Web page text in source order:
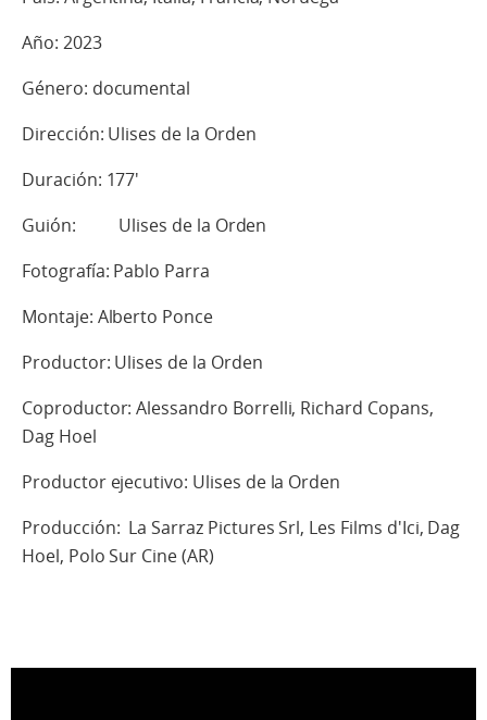
Año: 2023
Género: documental
Dirección: Ulises de la Orden
Duración: 177'
Guión: Ulises de la Orden
Fotografía: Pablo Parra
Montaje: Alberto Ponce
Productor: Ulises de la Orden
Coproductor: Alessandro Borrelli, Richard Copans,
Dag Hoel
Productor ejecutivo: Ulises de la Orden
Producción: La Sarraz Pictures Srl, Les Films d'Ici, Dag
Hoel, Polo Sur Cine (AR)